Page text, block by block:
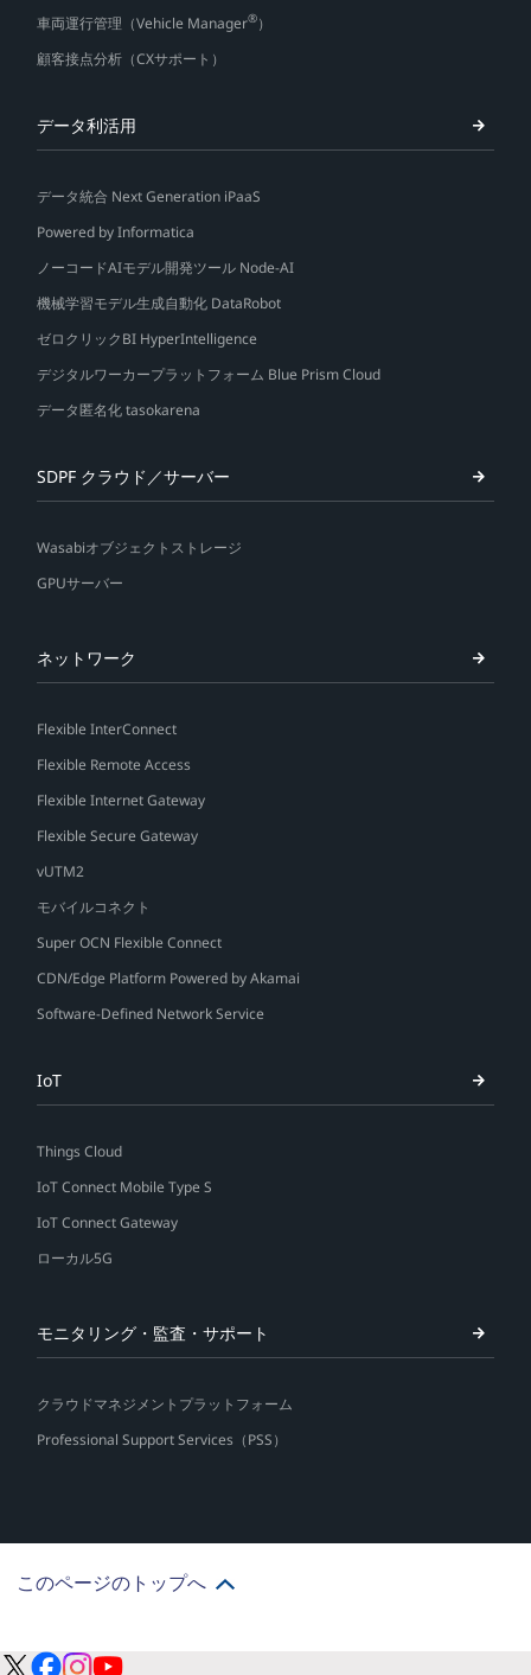
車両運行管理（Vehicle Manager®）
顧客接点分析（CXサポート）
データ利活用
データ統合 Next Generation iPaaS
Powered by Informatica
ノーコードAIモデル開発ツール Node-AI
機械学習モデル生成自動化 DataRobot
ゼロクリックBI HyperIntelligence
デジタルワーカープラットフォーム Blue Prism Cloud
データ匿名化 tasokarena
SDPF クラウド／サーバー
Wasabiオブジェクトストレージ
GPUサーバー
ネットワーク
Flexible InterConnect
Flexible Remote Access
Flexible Internet Gateway
Flexible Secure Gateway
vUTM2
モバイルコネクト
Super OCN Flexible Connect
CDN/Edge Platform Powered by Akamai
Software-Defined Network Service
IoT
Things Cloud
IoT Connect Mobile Type S
IoT Connect Gateway
ローカル5G
モニタリング・監査・サポート
クラウドマネジメントプラットフォーム
Professional Support Services（PSS）
このページのトップへ